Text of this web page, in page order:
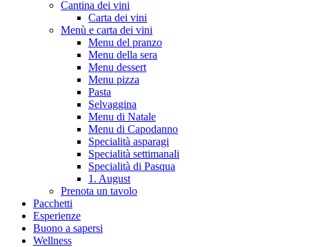
Cantina dei vini
Carta dei vini
Menù e carta dei vini
Menu del pranzo
Menu della sera
Menu dessert
Menu pizza
Pasta
Selvaggina
Menu di Natale
Menu di Capodanno
Specialità asparagi
Specialità settimanali
Specialità di Pasqua
1. August
Prenota un tavolo
Pacchetti
Esperienze
Buono a sapersi
Wellness